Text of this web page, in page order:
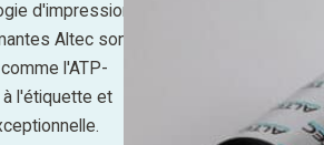
d'impression
Altec sont
l'ATP-
l'étiquette et